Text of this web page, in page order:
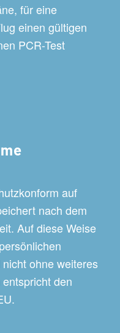
für eine
einen gültigen
PCR-Test
auf
nach dem
Auf diese Weise
ohne weiteres
den